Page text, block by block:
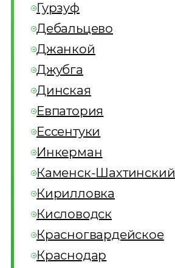
Гурзуф
Дебальцево
Джанкой
Джубга
Динская
Евпатория
Ессентуки
Инкерман
Каменск-Шахтинский
Кирилловка
Кисловодск
Красногвардейское
Краснодар